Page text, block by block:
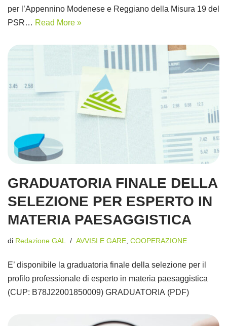
per l’Appennino Modenese e Reggiano della Misura 19 del
PSR… Read More »
GRADUATORIA FINALE DELLA
SELEZIONE PER ESPERTO IN
MATERIA PAESAGGISTICA
di Redazione GAL AVVISI E GARE, COOPERAZIONE
E’ disponibile la graduatoria finale della selezione per il
profilo professionale di esperto in materia paesaggistica
(CUP: B78J22001850009) GRADUATORIA (PDF)